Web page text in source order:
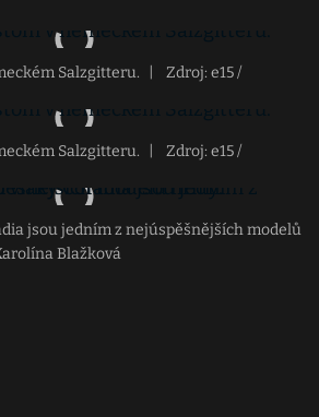
Salzgitteru.
Zdroj: e15 /
Salzgitteru.
Zdroj: e15 /
jsou jedním z nejúspěšnějších modelů
Blažková